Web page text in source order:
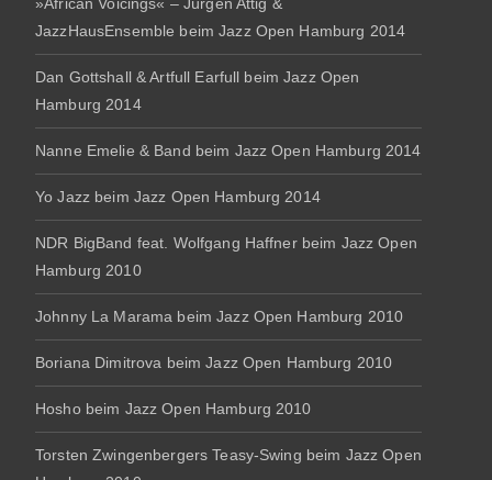
JazzHausEnsemble beim Jazz Open Hamburg 2014
Dan Gottshall & Artfull Earfull beim Jazz Open
Hamburg 2014
Nanne Emelie & Band beim Jazz Open Hamburg 2014
Yo Jazz beim Jazz Open Hamburg 2014
NDR BigBand feat. Wolfgang Haffner beim Jazz Open
Hamburg 2010
Johnny La Marama beim Jazz Open Hamburg 2010
Boriana Dimitrova beim Jazz Open Hamburg 2010
Hosho beim Jazz Open Hamburg 2010
Torsten Zwingenbergers Teasy-Swing beim Jazz Open